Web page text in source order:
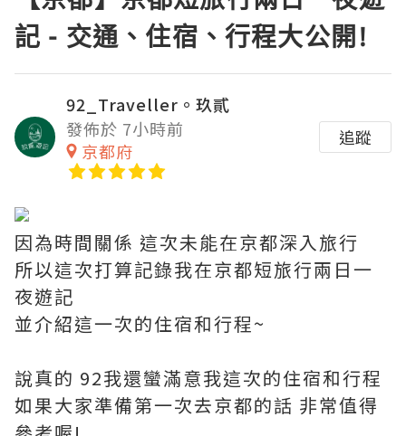
記 - 交通、住宿、行程大公開!
92_Traveller。玖貳
發佈於 7小時前
京都府
追蹤
因為時間關係 這次未能在京都深入旅行
所以這次打算記錄我在京都短旅行兩日一
夜遊記
並介紹這一次的住宿和行程~
說真的 92我還蠻滿意我這次的住宿和行程
如果大家準備第一次去京都的話 非常值得